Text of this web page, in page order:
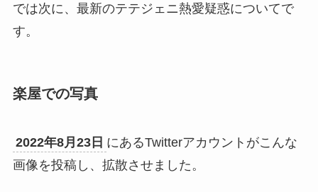
では次に、最新のテテジェニ熱愛疑惑についてで
す。
楽屋での写真
2022年8月23日 にあるTwitterアカウントがこんな
画像を投稿し、拡散させました。